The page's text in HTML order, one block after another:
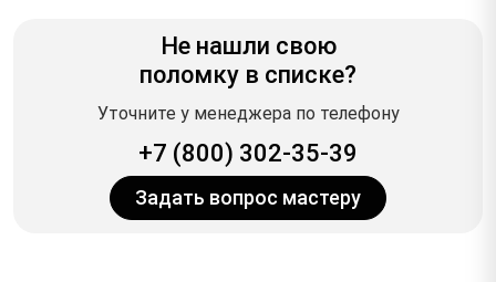
Не нашли свою
поломку в списке?
Уточните у менеджера по телефону
+7 (800) 302-35-39
Задать вопрос мастеру